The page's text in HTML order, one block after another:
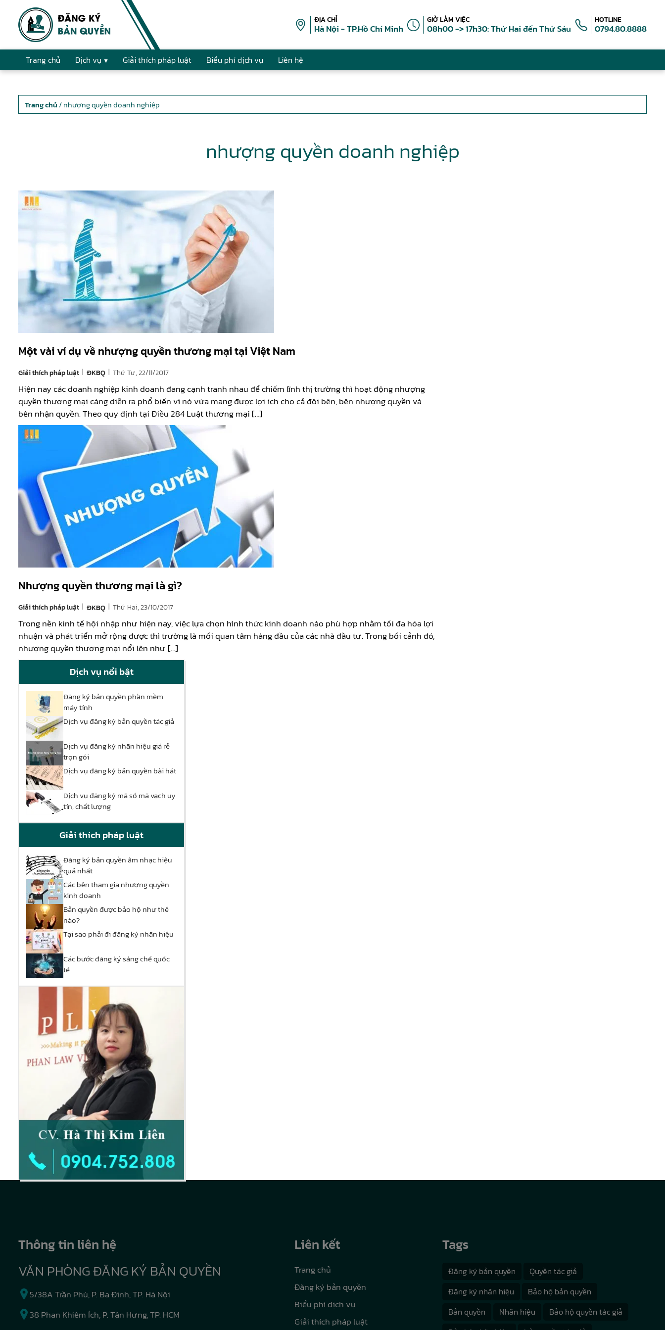
ĐỊA CHỈ
Hà Nội - TP.Hồ Chí Minh
GIỜ LÀM VIỆC
08h00 -> 17h30: Thứ Hai đến Thứ Sáu
HOTLINE
0794.80.8888
Trang chủ Dịch vụ Giải thích pháp luật Biểu phí dịch vụ Liên hệ
Trang chủ / nhượng quyền doanh nghiệp
nhượng quyền doanh nghiệp
Một vài ví dụ về nhượng quyền thương mại tại Việt Nam
Giải thích pháp luật | ĐKBQ | Thứ Tư, 22/11/2017
Hiện nay các doanh nghiệp kinh doanh đang cạnh tranh nhau để chiếm lĩnh thị trường thì hoạt động nhượng
quyền thương mại càng diễn ra phổ biến vì nó vừa mang được lợi ích cho cả đôi bên, bên nhượng quyền và
bên nhận quyền. Theo quy định tại Điều 284 Luật thương mại […]
Nhượng quyền thương mại là gì?
Giải thích pháp luật | ĐKBQ | Thứ Hai, 23/10/2017
Trong nền kinh tế hội nhập như hiện nay, việc lựa chọn hình thức kinh doanh nào phù hợp nhằm tối đa hóa lợi
nhuận và phát triển mở rộng được thì trường là mối quan tâm hàng đầu của các nhà đầu tư. Trong bối cảnh đó,
nhượng quyền thương mại nổi lên như […]
Dịch vụ nổi bật
Đăng ký bản quyền phần mềm
máy tính
Dịch vụ đăng ký bản quyền tác giả
Dịch vụ đăng ký nhãn hiệu giá rẻ
trọn gói
Dịch vụ đăng ký bản quyền bài hát
Dịch vụ đăng ký mã số mã vạch uy
tín, chất lượng
Giải thích pháp luật
Đăng ký bản quyền âm nhạc hiệu
quả nhất
Các bên tham gia nhượng quyền
kinh doanh
Bản quyền được bảo hộ như thế
nào?
Tại sao phải đi đăng ký nhãn hiệu
Các bước đăng ký sáng chế quốc
tế
Thông tin liên hệ
VĂN PHÒNG ĐĂNG KÝ BẢN QUYỀN
5/38A Trần Phú, P. Ba Đình, TP. Hà Nội
38 Phan Khiêm Ích, P. Tân Hưng, TP. HCM
Liên kết
Trang chủ
Đăng ký bản quyền
Biểu phí dịch vụ
Giải thích pháp luật
Tags
Đăng ký bản quyền
Quyền tác giả
Đăng ký nhãn hiệu
Bảo hộ bản quyền
Bản quyền
Nhãn hiệu
Bảo hộ quyền tác giả